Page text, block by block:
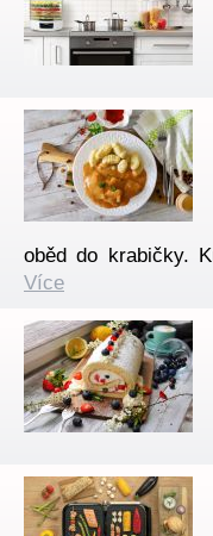
oběd do krabičky.
Více